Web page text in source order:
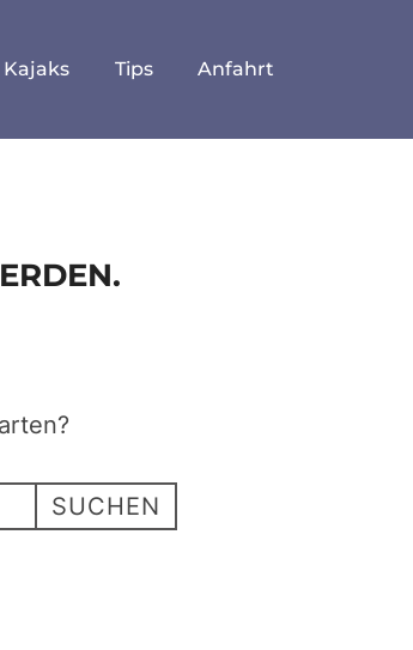
Kajaks Tips Anfahrt
SUCHEN